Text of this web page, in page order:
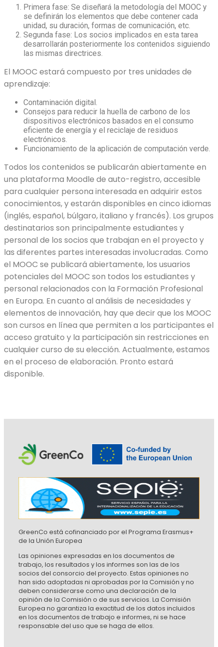
Primera fase: Se diseñará la metodología del MOOC y
se definirán los elementos que debe contener cada
unidad, su duración, formas de comunicación, etc.
Segunda fase: Los socios implicados en esta tarea
desarrollarán posteriormente los contenidos siguiendo
las mismas directrices.
El MOOC estará compuesto por tres unidades de
aprendizaje:
Contaminación digital.
Consejos para reducir la huella de carbono de los
dispositivos electrónicos basados en el consumo
eficiente de energía y el reciclaje de residuos
electrónicos.
Funcionamiento de la aplicación de computación verde.
Todos los contenidos se publicarán abiertamente en
una plataforma Moodle de auto-registro, accesible
para cualquier persona interesada en adquirir estos
conocimientos, y estarán disponibles en cinco idiomas
(inglés, español, búlgaro, italiano y francés). Los grupos
destinatarios son principalmente estudiantes y
personal de los socios que trabajan en el proyecto y
las diferentes partes interesadas involucradas. Como
el MOOC se publicará abiertamente, los usuarios
potenciales del MOOC son todos los estudiantes y
personal relacionados con la Formación Profesional
en Europa. En cuanto al análisis de necesidades y
elementos de innovación, hay que decir que los MOOC
son cursos en línea que permiten a los participantes el
acceso gratuito y la participación sin restricciones en
cualquier curso de su elección. Actualmente, estamos
en el proceso de elaboración. Pronto estará
disponible.
GreenCo está cofinanciado por el Programa Erasmus+
de la Unión Europea
Las opiniones expresadas en los documentos de
trabajo, los resultados y los informes son las de los
socios del consorcio del proyecto. Estas opiniones no
han sido adoptadas ni aprobadas por la Comisión y no
deben considerarse como una declaración de la
opinión de la Comisión o de sus servicios. La Comisión
Europea no garantiza la exactitud de los datos incluidos
en los documentos de trabajo e informes, ni se hace
responsable del uso que se haga de ellos.